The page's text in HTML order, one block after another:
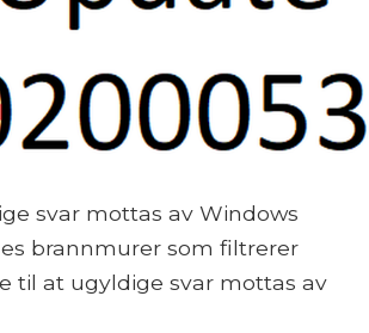
svar mottas av Windows
brannmurer som filtrerer
til at ugyldige svar mottas av